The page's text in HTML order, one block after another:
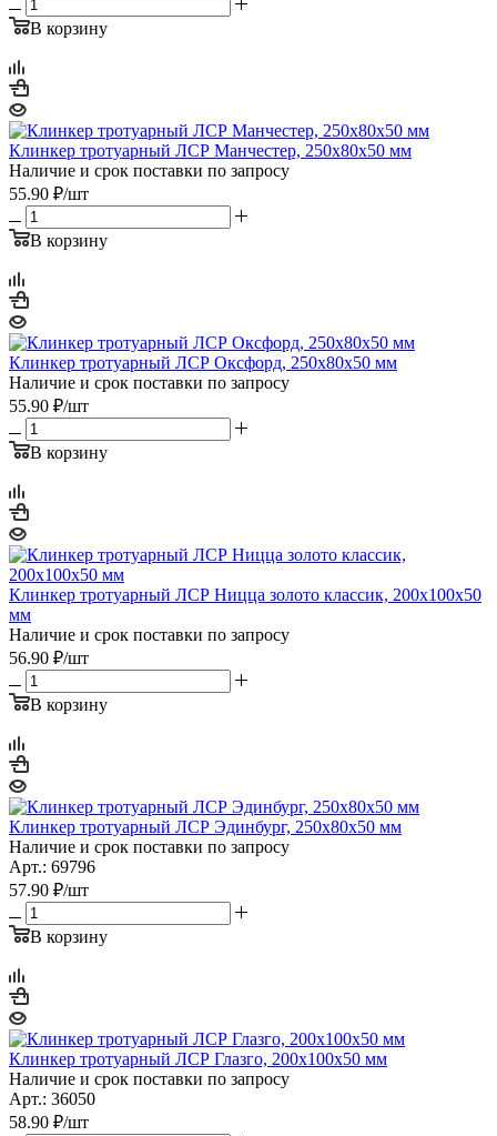
В корзину
Клинкер тротуарный ЛСР Манчестер, 250х80х50 мм
Наличие и срок поставки по запросу
55.90 ₽/шт
В корзину
Клинкер тротуарный ЛСР Оксфорд, 250х80х50 мм
Наличие и срок поставки по запросу
55.90 ₽/шт
В корзину
Клинкер тротуарный ЛСР Ницца золото классик, 200х100х50
мм
Наличие и срок поставки по запросу
56.90 ₽/шт
В корзину
Клинкер тротуарный ЛСР Эдинбург, 250х80х50 мм
Наличие и срок поставки по запросу
Арт.: 69796
57.90 ₽/шт
В корзину
Клинкер тротуарный ЛСР Глазго, 200х100х50 мм
Наличие и срок поставки по запросу
Арт.: 36050
58.90 ₽/шт